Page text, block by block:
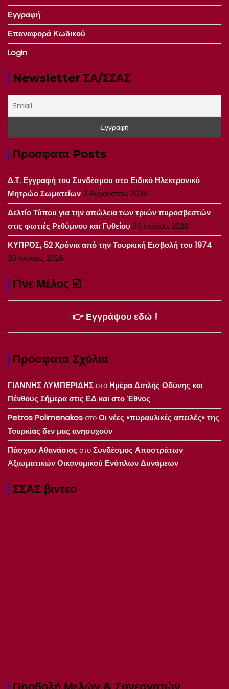
Εγγραφή
Επαναφορά Κωδικού
Login
Newsletter ΣΑ/ΣΣΑΣ
Πρόσφατα Posts
Δ.Τ. Εγγραφή του Συνδέσμου στο Ειδικό Ηλεκτρονικό
Μητρώο Σωματείων3 Αυγούστου, 2026
Δελτίο Τύπου για την απώλεια των τριών πυροσβεστών
στις φωτιές Ρεθύμνου και Γυθείου 30 Ιουλίου, 2026
ΚΥΠΡΟΣ, 52 Χρόνια από την Τουρκική Εισβολή του 1974
20 Ιουλίου, 2026
Γίνε Μέλος ☑️
👉 Εγγράψου εδώ !
Πρόσφατα Σχόλια
ΓΙΑΝΝΗΣ ΛΥΜΠΕΡΙΔΗΣστο Ημέρα Διπλής Οδύνης και
Πένθους Σήμερα στις ΕΔ και στο Έθνος
Petros PolimenakosστοΟι νέες «πυραυλικές απειλές» της
Τουρκίας δεν μας ανησυχούν
Πάσχου Αθανάσιος στοΣυνδέσμος Αποστράτων
Αξιωματικών Οικονομικού Ενόπλων Δυνάμεων
ΣΣΑΣ βιντεο